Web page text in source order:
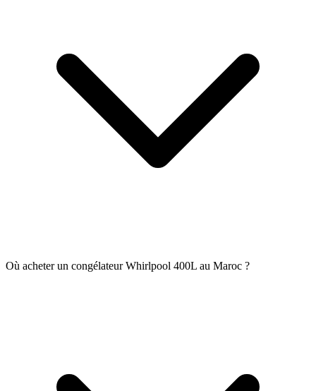
Où acheter un congélateur Whirlpool 400L au Maroc ?